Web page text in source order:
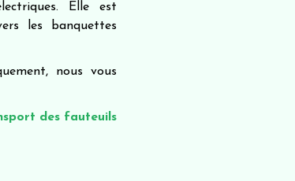
Elle est
les banquettes
nous vous
des fauteuils